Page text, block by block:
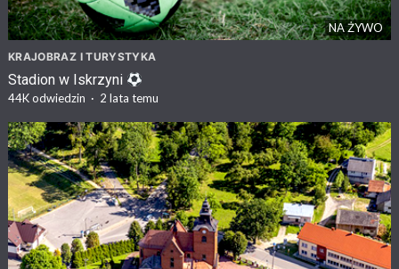
NA ŻYWO
KRAJOBRAZ I TURYSTYKA
Stadion w Iskrzyni
44Kodwiedzin · 2 lata temu